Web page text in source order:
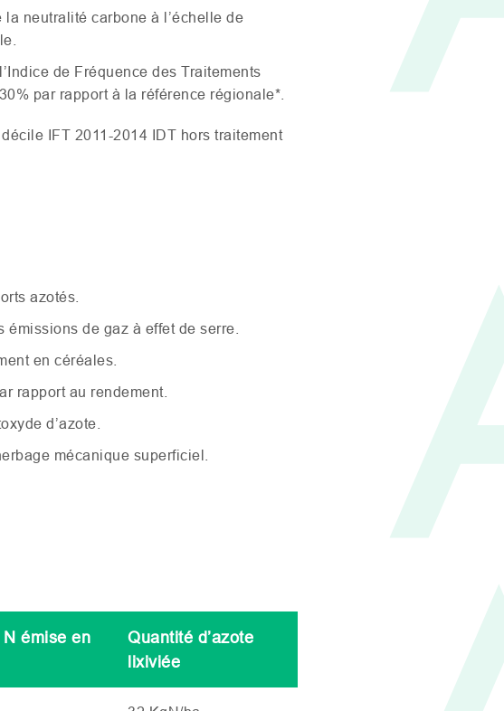
la neutralité carbone à l’échelle de
de Fréquence des Traitements
par rapport à la référence régionale*.
décile IFT 2011-2014 IDT hors traitement
azotés.
de gaz à effet de serre.
en céréales.
rapport au rendement.
d’azote.
mécanique superficiel.
émise en
Quantité d’azote
lixiviée